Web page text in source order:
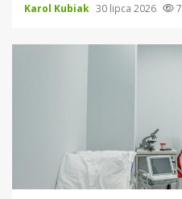
Karol Kubiak 30 lipca 2026